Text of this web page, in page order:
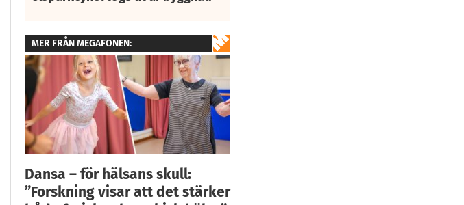
MER FRÅN MEGAFONEN:
Dansa – för hälsans skull:
”Forskning visar att det stärker